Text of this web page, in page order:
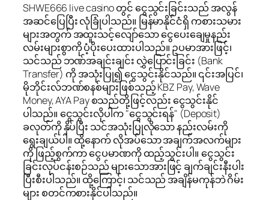
SHWE666 live casino တွင် ငွေသွင်းခြင်းသည် အလွန်
အဆင်ပြေပြီး လုံခြုံပါသည်။ မြန်မာနိုင်ငံရှိ ကစားသမား
များအတွက် အထူးသင့်လျော်သော ငွေပေးချေမှုနည်း
လမ်းများစွာကို ပံ့ပိုးပေးထားပါသည်။ ဥပမာအားဖြင့်၊
သင်သည် ဘဏ်အချင်းချင်း လွှဲပြောင်းခြင်း (Bank
Transfer) ကို အသုံးပြု၍ ငွေသွင်းနိုင်သည်။ ၎င်းအပြင်၊
မိုဘိုင်းလ်ဘဏ်စနစ်များဖြစ်သည့် KBZ Pay, Wave
Money, AYA Pay စသည်တို့ဖြင့်လည်း ငွေသွင်းနိုင်
ပါသည်။ ငွေသွင်းလိုပါက "ငွေသွင်းရန်" (Deposit)
ခလုတ်ကို နှိပ်ပြီး သင်အသုံးပြုလိုသော နည်းလမ်းကို
ရွေးချယ်ပါ။ ထို့နောက် လိုအပ်သော အချက်အလက်များ
ကို ဖြည့်စွက်ကာ ငွေပမာဏကို ထည့်သွင်းပါ။ ငွေသွင်း
ခြင်းလုပ်ငန်းစဉ်သည် များသောအားဖြင့် ချက်ချင်းနီးပါး
ပြီးစီးပါသည်။ ထို့ကြောင့်၊ သင်သည် အချိန်မကုန်ဘဲ ဂိမ်း
များ စတင်ကစားနိုင်ပါသည်။